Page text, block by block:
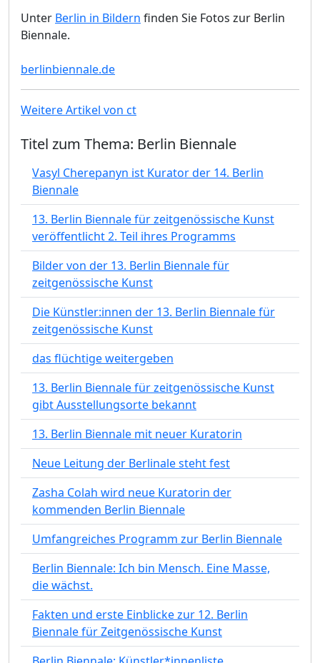
Unter Berlin in Bildern finden Sie Fotos zur Berlin
Biennale.
berlinbiennale.de
Weitere Artikel von ct
Titel zum Thema: Berlin Biennale
Vasyl Cherepanyn ist Kurator der 14. Berlin
Biennale
13. Berlin Biennale für zeitgenössische Kunst
veröffentlicht 2. Teil ihres Programms
Bilder von der 13. Berlin Biennale für
zeitgenössische Kunst
Die Künstler:innen der 13. Berlin Biennale für
zeitgenössische Kunst
das flüchtige weitergeben
13. Berlin Biennale für zeitgenössische Kunst
gibt Ausstellungsorte bekannt
13. Berlin Biennale mit neuer Kuratorin
Neue Leitung der Berlinale steht fest
Zasha Colah wird neue Kuratorin der
kommenden Berlin Biennale
Umfangreiches Programm zur Berlin Biennale
Berlin Biennale: Ich bin Mensch. Eine Masse,
die wächst.
Fakten und erste Einblicke zur 12. Berlin
Biennale für Zeitgenössische Kunst